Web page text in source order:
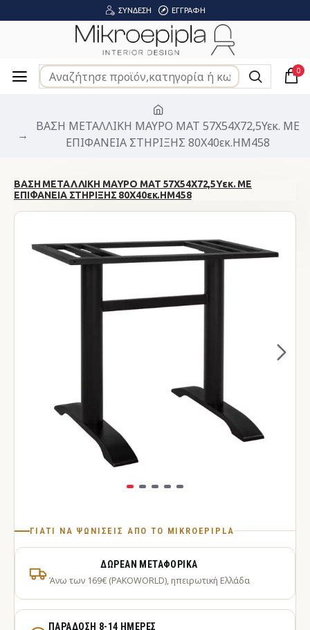
ΣΎΝΔΕΣΗ ΕΓΓΡΑΦΉ
0
ΒΑΣΗ ΜΕΤΑΛΛΙΚΗ ΜΑΥΡΟ ΜΑΤ 57Χ54Χ72,5Υεκ. ΜΕ
ΕΠΙΦΑΝΕΙΑ ΣΤΗΡΙΞΗΣ 80Χ40εκ.HM458
ΒΑΣΗ ΜΕΤΑΛΛΙΚΗ ΜΑΥΡΟ ΜΑΤ 57Χ54Χ72,5Υεκ. ΜΕ
ΕΠΙΦΑΝΕΙΑ ΣΤΗΡΙΞΗΣ 80Χ40εκ.HM458
ΓΙΑΤΊ ΝΑ ΨΩΝΊΣΕΙΣ ΑΠΌ ΤΟ MIKROEPIPLA
ΔΩΡΕΆΝ ΜΕΤΑΦΟΡΙΚΆ
Άνω των 169€ (PAKOWORLD), ηπειρωτική Ελλάδα
ΠΑΡΆΔΟΣΗ 8-14 ΗΜΈΡΕΣ